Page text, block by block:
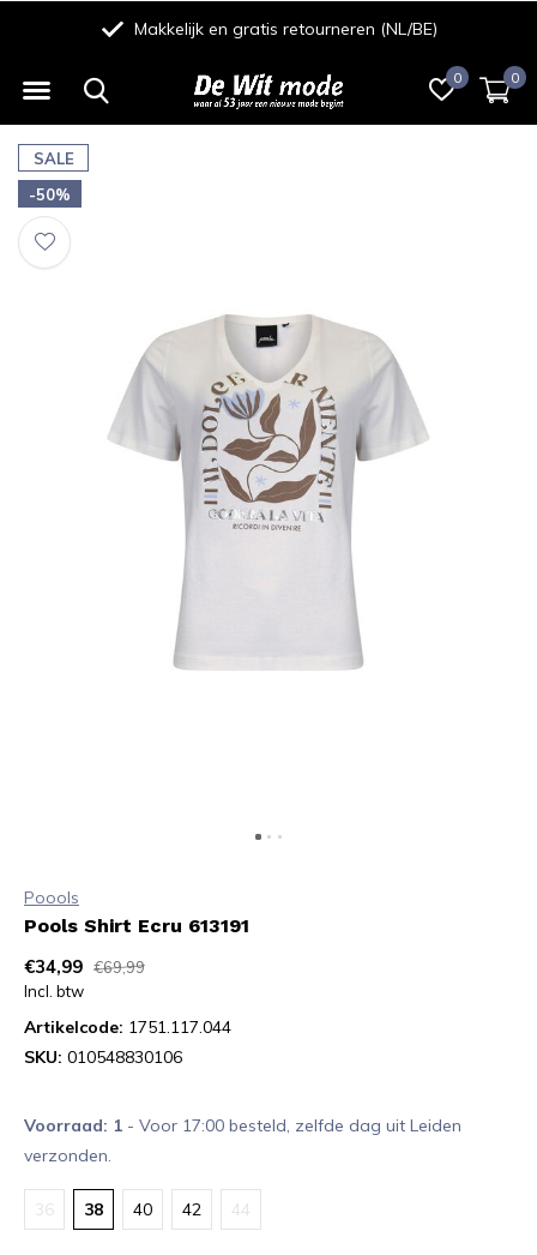
0 0
Makkelijk en gratis retourneren (NL/BE)
SALE
-50%
Poools
Pools Shirt Ecru 613191
€34,99 €69,99
Incl. btw
Artikelcode: 1751.117.044
SKU: 010548830106
Voorraad: 1 - Voor 17:00 besteld, zelfde dag uit Leiden
verzonden.
36 38 40 42 44